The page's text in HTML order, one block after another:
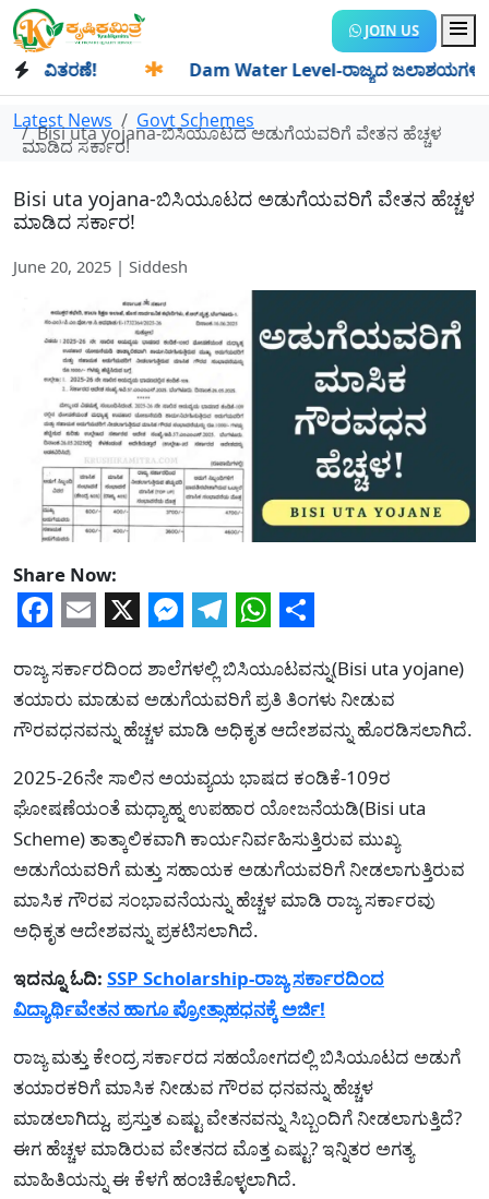
JOIN US
Dam Water Level-ರಾಜ್ಯದ ಜಲಾಶಯಗಳಿಗೆ ಒಂದೇ
Latest News Govt Schemes
Bisi uta yojana-ಬಿಸಿಯೂಟದ ಅಡುಗೆಯವರಿಗೆ ವೇತನ ಹೆಚ್ಚಳ
ಮಾಡಿದ ಸರ್ಕಾರ!
Bisi uta yojana-ಬಿಸಿಯೂಟದ ಅಡುಗೆಯವರಿಗೆ ವೇತನ ಹೆಚ್ಚಳ
ಮಾಡಿದ ಸರ್ಕಾರ!
June 20, 2025 | Siddesh
Share Now:
Facebook
Email
X Messenger
Telegram
WhatsApp
Share
ರಾಜ್ಯ ಸರ್ಕಾರದಿಂದ ಶಾಲೆಗಳಲ್ಲಿ ಬಿಸಿಯೂಟವನ್ನು(Bisi uta yojane)
ತಯಾರು ಮಾಡುವ ಅಡುಗೆಯವರಿಗೆ ಪ್ರತಿ ತಿಂಗಳು ನೀಡುವ
ಗೌರವಧನವನ್ನು ಹೆಚ್ಚಳ ಮಾಡಿ ಅಧಿಕೃತ ಆದೇಶವನ್ನು ಹೊರಡಿಸಲಾಗಿದೆ.
2025-26ನೇ ಸಾಲಿನ ಅಯವ್ಯಯ ಭಾಷದ ಕಂಡಿಕೆ-109ರ
ಘೋಷಣೆಯಂತೆ ಮಧ್ಯಾಹ್ನ ಉಪಹಾರ ಯೋಜನೆಯಡಿ(Bisi uta
Scheme) ತಾತ್ಕಾಲಿಕವಾಗಿ ಕಾರ್ಯನಿರ್ವಹಿಸುತ್ತಿರುವ ಮುಖ್ಯ
ಅಡುಗೆಯವರಿಗೆ ಮತ್ತು ಸಹಾಯಕ ಅಡುಗೆಯವರಿಗೆ ನೀಡಲಾಗುತ್ತಿರುವ
ಮಾಸಿಕ ಗೌರವ ಸಂಭಾವನೆಯನ್ನು ಹೆಚ್ಚಳ ಮಾಡಿ ರಾಜ್ಯ ಸರ್ಕಾರವು
ಅಧಿಕೃತ ಆದೇಶವನ್ನು ಪ್ರಕಟಿಸಲಾಗಿದೆ.
ಇದನ್ನೂ ಓದಿ: SSP Scholarship-ರಾಜ್ಯ ಸರ್ಕಾರದಿಂದ
ವಿದ್ಯಾರ್ಥಿವೇತನ ಹಾಗೂ ಪ್ರೋತ್ಸಾಹಧನಕ್ಕೆ ಅರ್ಜಿ!
ರಾಜ್ಯ ಮತ್ತು ಕೇಂದ್ರ ಸರ್ಕಾರದ ಸಹಯೋಗದಲ್ಲಿ ಬಿಸಿಯೂಟದ ಅಡುಗೆ
ತಯಾರಕರಿಗೆ ಮಾಸಿಕ ನೀಡುವ ಗೌರವ ಧನವನ್ನು ಹೆಚ್ಚಳ
ಮಾಡಲಾಗಿದ್ದು, ಪ್ರಸ್ತುತ ಎಷ್ಟು ವೇತನವನ್ನು ಸಿಬ್ಬಂದಿಗೆ ನೀಡಲಾಗುತ್ತಿದೆ?
ಈಗ ಹೆಚ್ಚಳ ಮಾಡಿರುವ ವೇತನದ ಮೊತ್ತ ಎಷ್ಟು? ಇನ್ನಿತರ ಅಗತ್ಯ
ಮಾಹಿತಿಯನ್ನು ಈ ಕೆಳಗೆ ಹಂಚಿಕೊಳ್ಳಲಾಗಿದೆ.